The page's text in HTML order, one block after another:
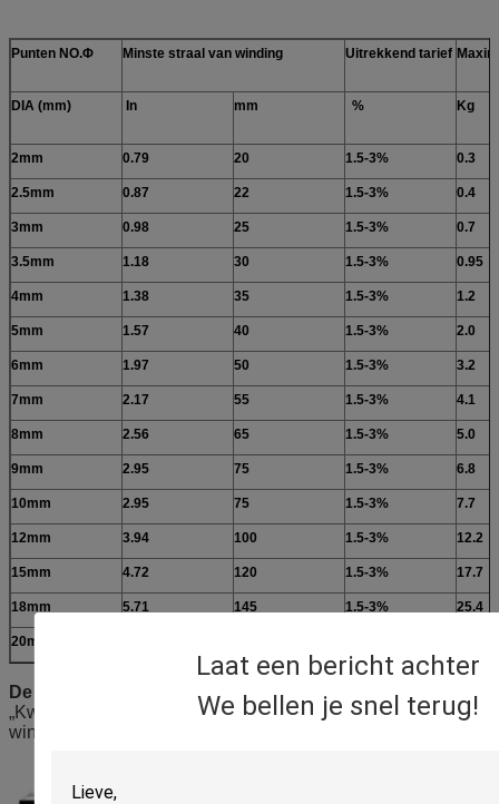
Laat een bericht achter
We bellen je snel terug!
Punten NO.Φ Minste straal van winding Uitrekkend tarief
DIA (mm) In mm % Kg
2mm 0.79 20 1.5-3% 0.3
2.5mm 0.87 22 1.5-3% 0.4
3mm 0.98 25 1.5-3% 0.7
3.5mm 1.18 30 1.5-3% 0.95
4mm 1.38 35 1.5-3% 1.2
5mm 1.57 40 1.5-3% 2.0
6mm 1.97 50 1.5-3% 3.2
7mm 2.17 55 1.5-3% 4.1
8mm 2.56 65 1.5-3% 5.0
9mm 2.95 75 1.5-3% 6.8
10mm 2.95 75 1.5-3% 7.7
12mm 3.94 100 1.5-3% 12.2
15mm 4.72 120 1.5-3% 17.7
18mm 5.71 145 1.5-3% 25.4
20mm
De dienstverplichting:
„Kwaliteit voor het houden gaand, Krediet om de wereld“ te
winnen